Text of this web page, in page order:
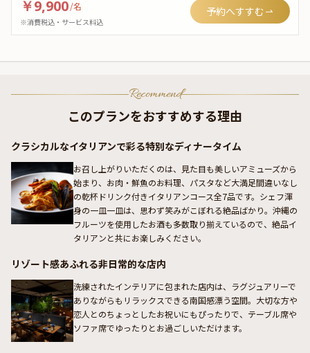
￥9,900/名
※消費税込・サービス料込
予約へすすむ
Recommend
このプランをおすすめする理由
クラシカルなイタリアンで彩る特別なディナータイム
お召し上がりいただくのは、見た目も美しいアミューズから
始まり、お肉・鮮魚のお料理、パスタなど大満足間違いなし
の乾杯ドリンク付きイタリアンコース全7品です。シェフ渾
身の一皿一皿は、思わず笑みがこぼれる絶品ばかり。沖縄の
フルーツを使用したお酒も多数取り揃えているので、絶品イ
タリアンと共にお楽しみください。
リゾート感あふれる非日常的な店内
洗練されたインテリアに包まれた店内は、ラグジュアリーで
ありながらもリラックスできる南国感漂う空間。大切な方や
恋人とのちょっとしたお祝いにもぴったりで、テーブル席や
ソファ席でゆったりとお過ごしいただけます。